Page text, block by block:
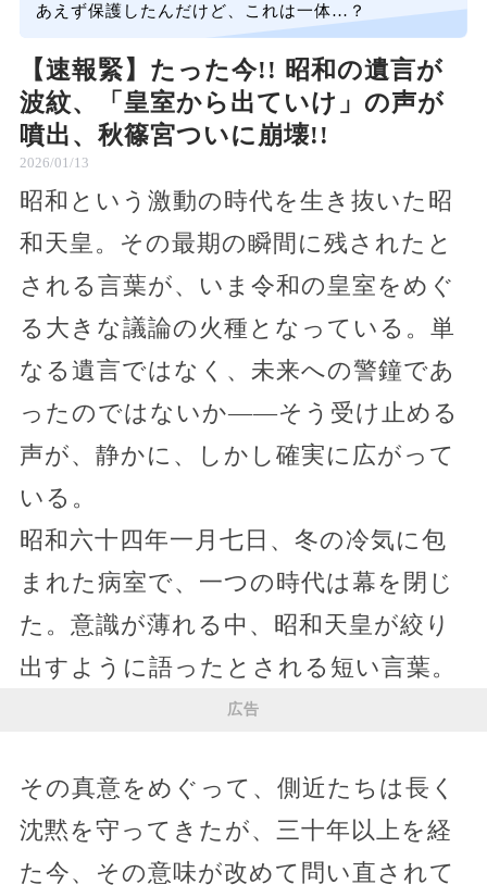
あえず保護したんだけど、これは一体…？
【速報緊】たった今!! 昭和の遺言が
波紋、「皇室から出ていけ」の声が
噴出、秋篠宮ついに崩壊!!
2026/01/13
昭和という激動の時代を生き抜いた昭
和天皇。その最期の瞬間に残されたと
される言葉が、いま令和の皇室をめぐ
る大きな議論の火種となっている。単
なる遺言ではなく、未来への警鐘であ
ったのではないか――そう受け止める
声が、静かに、しかし確実に広がって
いる。
昭和六十四年一月七日、冬の冷気に包
まれた病室で、一つの時代は幕を閉じ
た。意識が薄れる中、昭和天皇が絞り
出すように語ったとされる短い言葉。
広告
その真意をめぐって、側近たちは長く
沈黙を守ってきたが、三十年以上を経
た今、その意味が改めて問い直されて